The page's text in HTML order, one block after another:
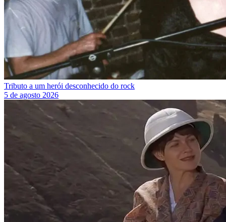
Tributo a um herói desconhecido do rock
5 de agosto 2026